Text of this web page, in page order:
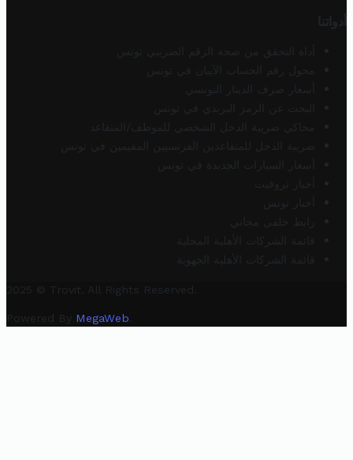
أدواتنا
أداة التحقق من صحة الرقم الضريبي تونس
محول رقم الحساب الآيبان في تونس
أسعار صرف الدينار التونسي
البحث عن الرمز البريدي في تونس
محاكي ضريبة الدخل الشخصي للموظف/المتقاعد
ضريبة الدخل للمتقاعدين الفرنسيين المقيمين في تونس
أسعار السيارات الجديدة في تونس
أخبار تروفيت
أخبار تونس
رابط خلفي مجاني
قائمة الشركات الأهلية المحلية
قائمة الشركات الأهلية الجهوية
2025 © Trovit. All Rights Reserved.
Powered By MegaWeb